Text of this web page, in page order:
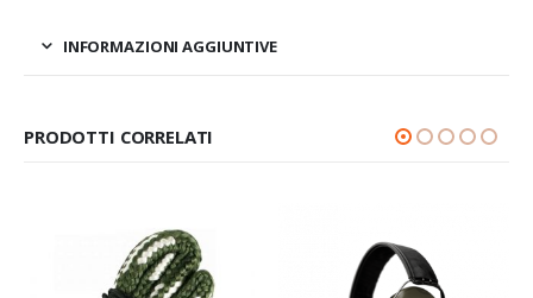
INFORMAZIONI AGGIUNTIVE
PRODOTTI CORRELATI